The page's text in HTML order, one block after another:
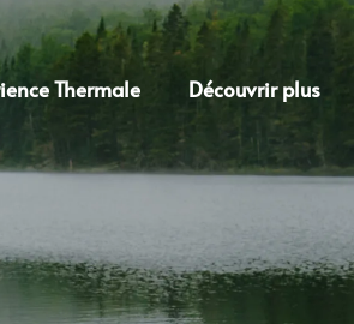
Thermale Découvrir plus